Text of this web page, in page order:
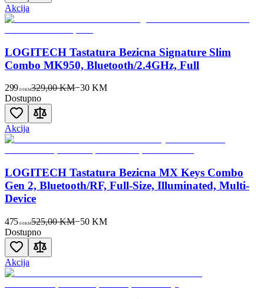
Akcija
LOGITECH Tastatura Bezicna Signature Slim
Combo MK950, Bluetooth/2.4GHz, Full
299 00KM329,00 KM−30 KM
Dostupno
Akcija
LOGITECH Tastatura Bezicna MX Keys Combo
Gen 2, Bluetooth/RF, Full-Size, Illuminated, Multi-
Device
475 00KM525,00 KM−50 KM
Dostupno
Akcija